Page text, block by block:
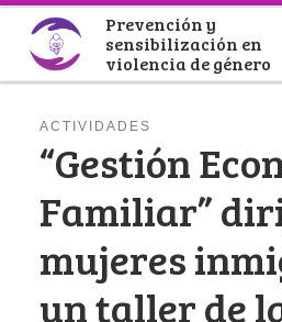
Saltar al contenido
Prevención y
sensibilización en
violencia de género
ACTIVIDADES
“Gestión
Familiar”
mujeres
un taller de